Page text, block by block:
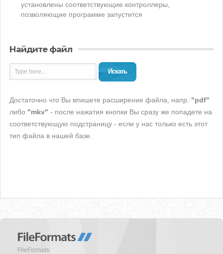
установлены соответствующие контроллеры,
позволяющие программе запустится
Найдите файл
Искать
Достаточно что Вы впишете расширение файла, напр. "pdf"
либо "mkv" - после нажатия кнопки Вы сразу же попадете на
соответствующую подстраницу - если у нас только есть этот
тип файла в нашей базе.
FileFormats